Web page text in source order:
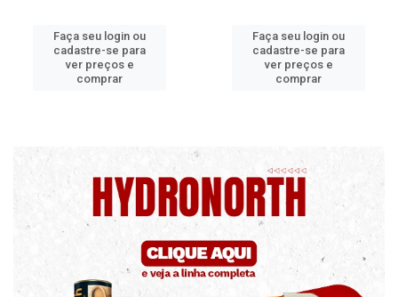
Faça seu login ou
cadastre-se para
ver preços e
comprar
Faça seu login ou
cadastre-se para
ver preços e
comprar